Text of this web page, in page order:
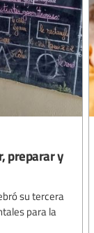
preparar y
su tercera
para la